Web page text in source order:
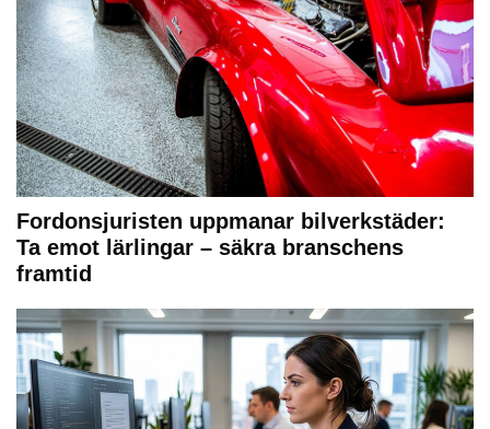
Fordonsjuristen uppmanar bilverkstäder:
Ta emot lärlingar – säkra branschens
framtid